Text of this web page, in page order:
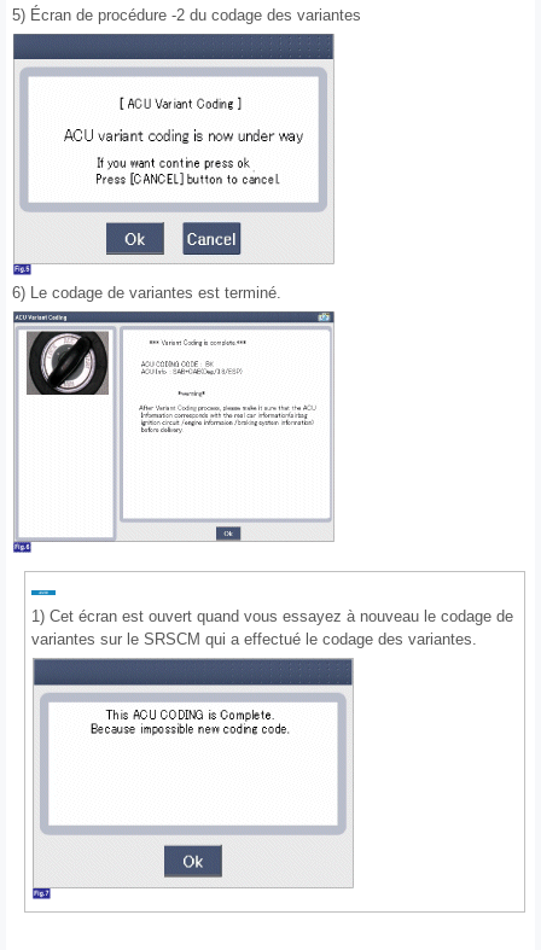
5) Écran de procédure -2 du codage des variantes
6) Le codage de variantes est terminé.
1) Cet écran est ouvert quand vous essayez à nouveau le codage de
variantes sur le SRSCM qui a effectué le codage des variantes.